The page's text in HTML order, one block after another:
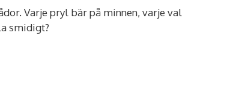
Varje pryl bär på minnen, varje val
smidigt?